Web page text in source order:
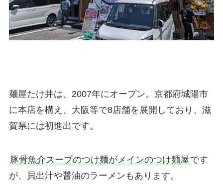
麺屋たけ井は、2007年にオープン。京都府城陽市
に本店を構え、大阪等で8店舗を展開しており、滋
賀県には初進出です。
豚骨魚介スープのつけ麺がメインのつけ麺屋 です
が、貝出汁や醤油のラーメンもあります。